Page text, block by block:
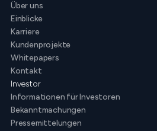
Über uns
Einblicke
Karriere
Kundenprojekte
Whitepapers
Kontakt
Investor
Informationen für Investoren
Bekanntmachungen
Pressemittelungen